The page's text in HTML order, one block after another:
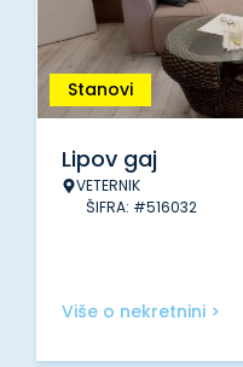
Stanovi
Lipov gaj
VETERNIK
ŠIFRA: #516032
Više o nekretnini >